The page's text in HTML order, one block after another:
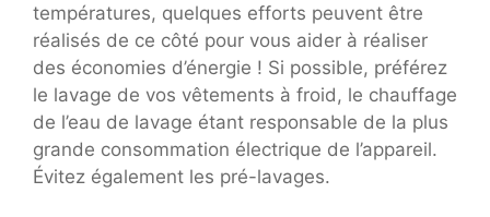
températures, quelques efforts peuvent être
réalisés de ce côté pour vous aider à réaliser
des économies d’énergie ! Si possible, préférez
le lavage de vos vêtements à froid, le chauffage
de l’eau de lavage étant responsable de la plus
grande consommation électrique de l’appareil.
Évitez également les pré-lavages.